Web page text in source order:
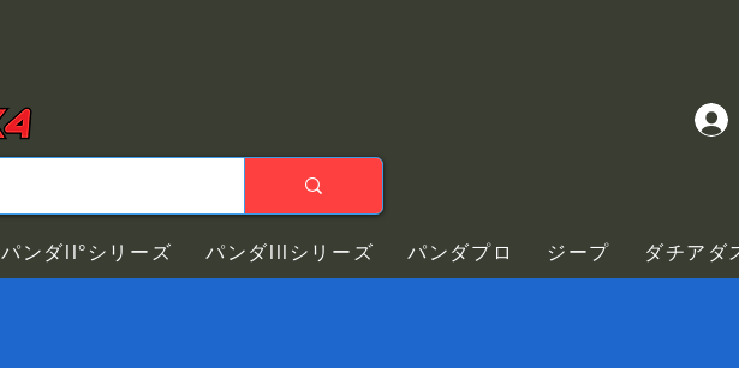
パンダII°シリーズ パンダIIIシリーズ パンダプロ ジープ ダチアダ